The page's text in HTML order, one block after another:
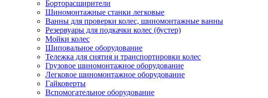
Борторасширители
Шиномонтажные станки легковые
Ванны для проверки колес, шиномонтажные ванны
Резервуары для подкачки колес (бустер)
Мойки колес
Шиповальное оборудование
Тележка для снятия и транспортировки колес
Грузовое шиномонтажное оборудование
Легковое шиномонтажное оборудование
Гайковерты
Вспомогательное оборудование